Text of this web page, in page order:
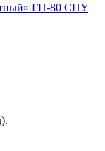
ГП-80 СПУ